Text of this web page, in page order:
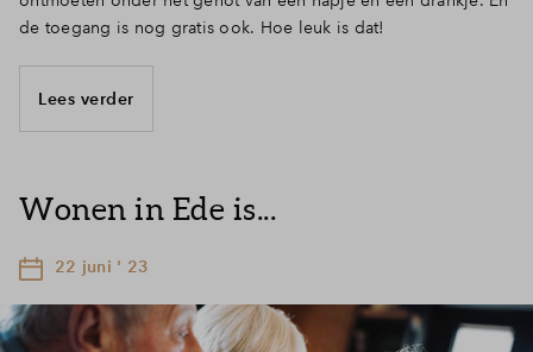
de toegang is nog gratis ook. Hoe leuk is dat!
Lees verder
Wonen in Ede is...
22 juni ' 23